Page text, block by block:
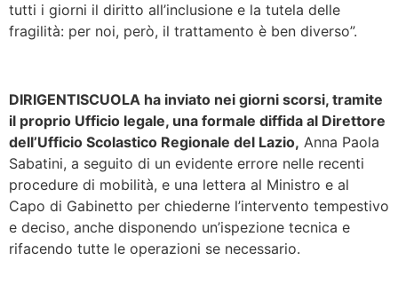
tutti i giorni il diritto all’inclusione e la tutela delle
fragilità: per noi, però, il trattamento è ben diverso”.
DIRIGENTISCUOLA ha inviato nei giorni scorsi, tramite
il proprio Ufficio legale, una formale diffida al Direttore
dell’Ufficio Scolastico Regionale del Lazio, Anna Paola
Sabatini, a seguito di un evidente errore nelle recenti
procedure di mobilità, e una lettera al Ministro e al
Capo di Gabinetto per chiederne l’intervento tempestivo
e deciso, anche disponendo un’ispezione tecnica e
rifacendo tutte le operazioni se necessario.